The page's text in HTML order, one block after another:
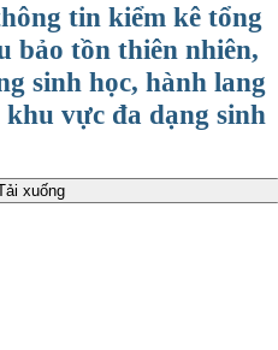
tin kiểm kê tổng
bảo tồn thiên nhiên,
sinh học, hành lang
vực đa dạng sinh
xuống